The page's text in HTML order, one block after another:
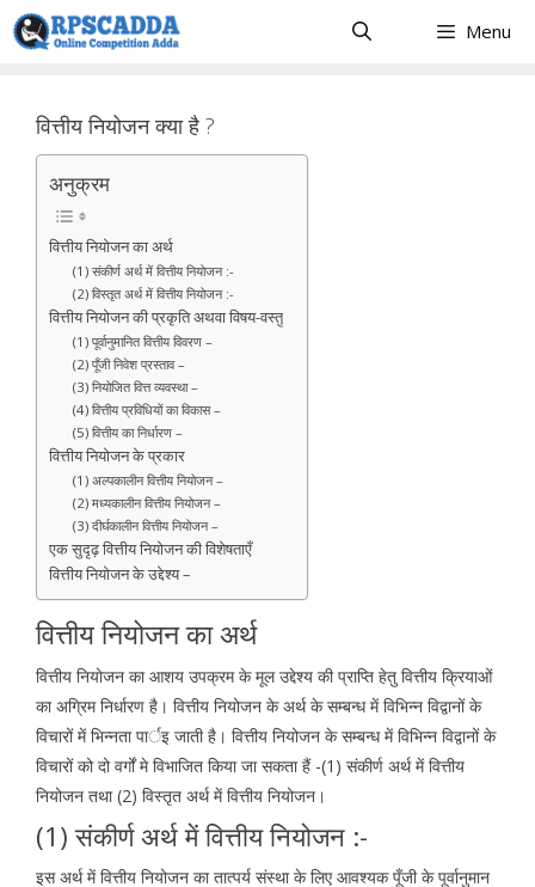
Skip
to
Menu
वित्तीय नियोजन क्या है ?
अनुक्रम
वित्तीय नियोजन का अर्थ
(1) संकीर्ण अर्थ में वित्तीय नियोजन :-
(2) विस्तृत अर्थ में वित्तीय नियोजन :-
वित्तीय नियोजन की प्रकृति अथवा विषय-वस्तु
(1) पूर्वानुमानित वित्तीय विवरण –
(2) पूँजी निवेश प्रस्ताव –
(3) नियोजित वित्त व्यवस्था –
(4) वित्तीय प्रविधियों का विकास –
(5) वित्तीय का निर्धारण –
वित्तीय नियोजन के प्रकार
(1) अल्पकालीन वित्तीय नियोजन –
(2) मध्यकालीन वित्तीय नियोजन –
(3) दीर्घकालीन वित्तीय नियोजन –
एक सुदृढ़ वित्तीय नियोजन की विशेषताएँ
वित्तीय नियोजन के उद्देश्य –
वित्तीय नियोजन का अर्थ
वित्तीय नियोजन का आशय उपक्रम के मूल उद्देश्य की प्राप्ति हेतु वित्तीय क्रियाओं
का अग्रिम निर्धारण है। वित्तीय नियोजन के अर्थ के सम्बन्ध में विभिन्न विद्वानों के
विचारों में भिन्नता पार्इ जाती है। वित्तीय नियोजन के सम्बन्ध में विभिन्न विद्वानों के
विचारों को दो वर्गों मे विभाजित किया जा सकता हैं -(1) संकीर्ण अर्थ में वित्तीय
नियोजन तथा (2) विस्तृत अर्थ में वित्तीय नियोजन।
(1) संकीर्ण अर्थ में वित्तीय नियोजन :-
इस अर्थ में वित्तीय नियोजन का तात्पर्य संस्था के लिए आवश्यक पूँजी के पूर्वानुमान